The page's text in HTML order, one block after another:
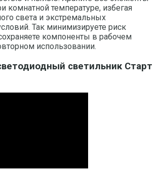
комнатной температуре, избегая
света и экстремальных
Так минимизируете риск
компоненты в рабочем
использовании.
светильник Старт